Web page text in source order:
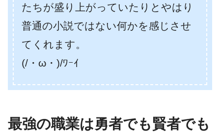
たちが盛り上がっていたりとやはり
普通の小説ではない何かを感じさせ
てくれます。
(/・ω・)/ﾜｰｲ
最強の職業は勇者でも賢者でも